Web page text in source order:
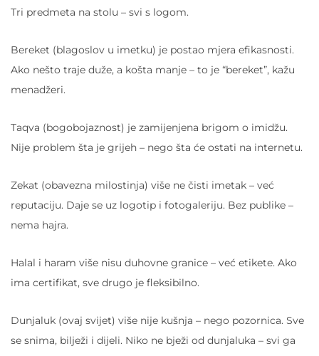
Tri predmeta na stolu – svi s logom.
Bereket (blagoslov u imetku) je postao mjera efikasnosti.
Ako nešto traje duže, a košta manje – to je “bereket”, kažu
menadžeri.
Taqva (bogobojaznost) je zamijenjena brigom o imidžu.
Nije problem šta je grijeh – nego šta će ostati na internetu.
Zekat (obavezna milostinja) više ne čisti imetak – već
reputaciju. Daje se uz logotip i fotogaleriju. Bez publike –
nema hajra.
Halal i haram više nisu duhovne granice – već etikete. Ako
ima certifikat, sve drugo je fleksibilno.
Dunjaluk (ovaj svijet) više nije kušnja – nego pozornica. Sve
se snima, bilježi i dijeli. Niko ne bježi od dunjaluka – svi ga